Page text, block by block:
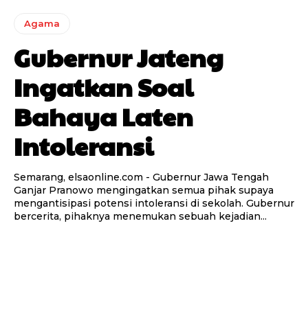
Agama
Gubernur Jateng
Ingatkan Soal
Bahaya Laten
Intoleransi
Semarang, elsaonline.com - Gubernur Jawa Tengah
Ganjar Pranowo mengingatkan semua pihak supaya
mengantisipasi potensi intoleransi di sekolah. Gubernur
bercerita, pihaknya menemukan sebuah kejadian...